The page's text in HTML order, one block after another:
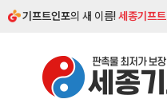
기프트인포의 새 이름!세종기프트